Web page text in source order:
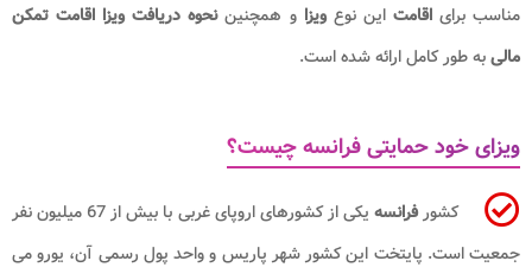
مناسب برایاقامتاین نوعویزاو همچنیننحوه دریافت ویزا اقامت تمکن
مالیبه طور کامل ارائه شده است.
ویزای خود حمایتی فرانسه چیست؟
کشورفرانسه
یکی از کشورهای اروپای غربی با بیش از 67 میلیون نفر
جمعیت است. پایتخت این کشور شهر پاریس و واحد پول رسمی آن، یورو می